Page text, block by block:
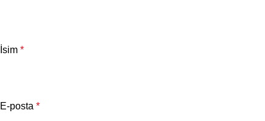
İsim *
E-posta *